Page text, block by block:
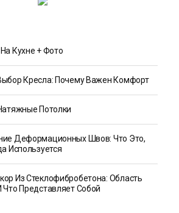
Кухне + Фото
Кресла: Почему Важен Комфорт
Потолки
Деформационных Швов: Что Это,
Используется
Из Стеклофибробетона: Область
Представляет Собой